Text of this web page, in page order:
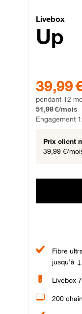
Livebox
Up
39,99
pendant 12
51,99 €/mois
Engagement
Prix client
39,99 €/
Fibre
jusqu'à
Livebox
200